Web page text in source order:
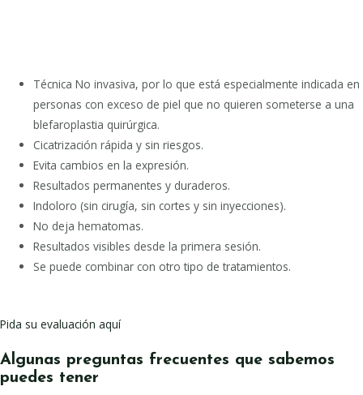
Técnica No invasiva, por lo que está especialmente indicada en
personas con exceso de piel que no quieren someterse a una
blefaroplastia quirúrgica.
Cicatrización rápida y sin riesgos.
Evita cambios en la expresión.
Resultados permanentes y duraderos.
Indoloro (sin cirugía, sin cortes y sin inyecciones).
No deja hematomas.
Resultados visibles desde la primera sesión.
Se puede combinar con otro tipo de tratamientos.
Pida su evaluación aquí
Algunas preguntas frecuentes que sabemos
puedes tener